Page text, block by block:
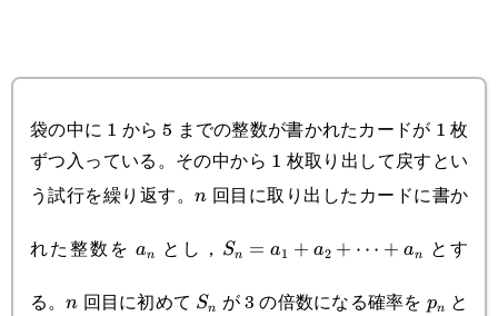
袋の中に 1 から 5 までの整数が書かれたカードが 1 枚
ずつ入っている。その中から 1 枚取り出して戻すとい
う試行を繰り返す。n
n 回目に取り出したカードに書か
れた整数をan とし， S_n=a_1+a_2+\cdots+a_n
Sn = a1 + a2 + ⋯ + an とす
る。n 回目に初めて S_n
Sn が 3 の倍数になる確率を pn
と